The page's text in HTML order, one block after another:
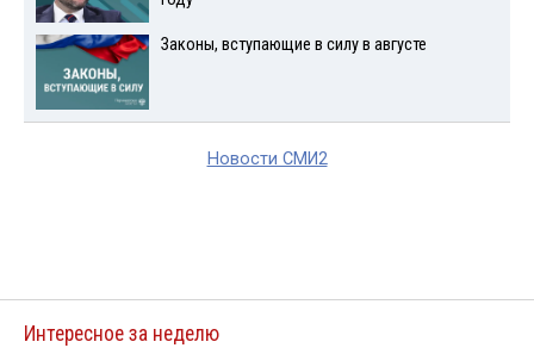
Законы, вступающие в силу в августе
Новости СМИ2
Интересное за неделю